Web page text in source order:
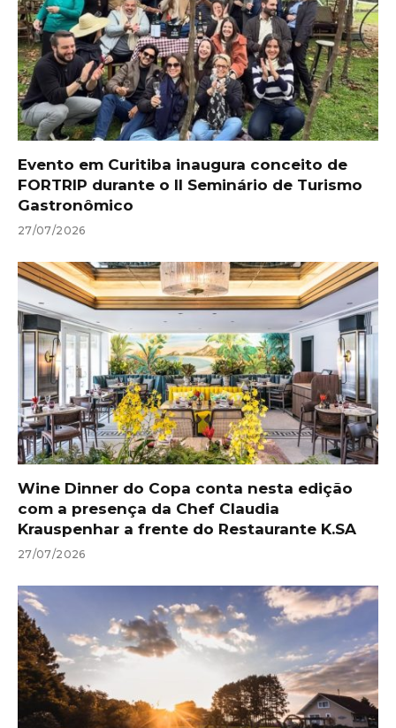
Evento em Curitiba inaugura conceito de
FORTRIP durante o II Seminário de Turismo
Gastronômico
27/07/2026
Wine Dinner do Copa conta nesta edição
com a presença da Chef Claudia
Krauspenhar a frente do Restaurante K.SA
27/07/2026